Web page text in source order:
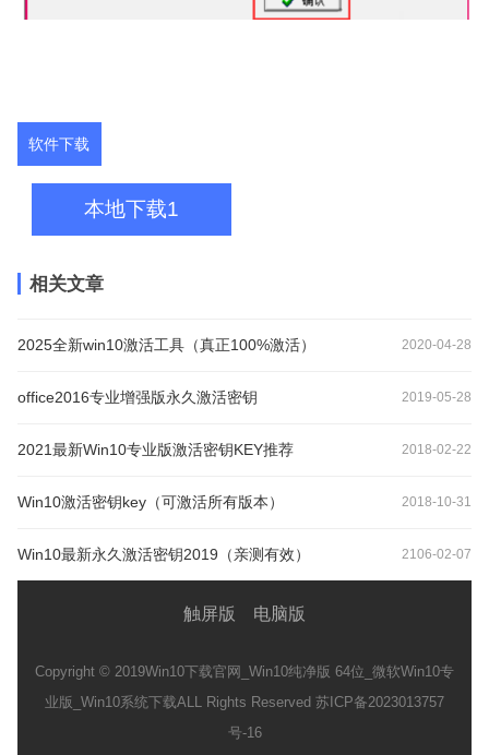
软件下载
本地下载1
相关文章
2025全新win10激活工具（真正100%激活） 2020-04-28
office2016专业增强版永久激活密钥 2019-05-28
2021最新Win10专业版激活密钥KEY推荐 2018-02-22
Win10激活密钥key（可激活所有版本） 2018-10-31
Win10最新永久激活密钥2019（亲测有效） 2106-02-07
触屏版 电脑版
Copyright © 2019Win10下载官网_Win10纯净版 64位_微软Win10专
业版_Win10系统下载ALL Rights Reserved 苏ICP备2023013757
号-16